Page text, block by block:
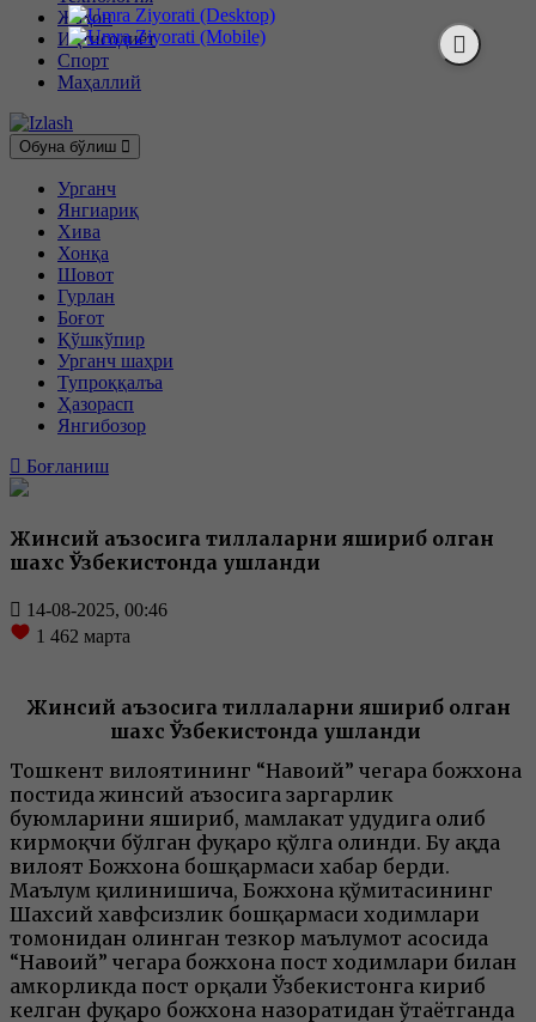
Жаҳон
Иқтисодиёт
Спорт
Маҳаллий
Обуна бўлиш
Урганч
Янгиариқ
Хива
Хонқа
Шовот
Гурлан
Боғот
Қўшкўпир
Урганч шаҳри
Тупроққалъа
Ҳазорасп
Янгибозор
Боғланиш
Жинсий аъзосига тиллаларни яшириб олган
шахс Ўзбекистонда ушланди
14-08-2025, 00:46
1 462 марта
Жинсий аъзосига тиллаларни яшириб олган
шахс Ўзбекистонда ушланди
Тошкент вилоятининг “Навоий” чегара божхона
постида жинсий аъзосига заргарлик
буюмларини яшириб, мамлакат ҳудудига олиб
кирмоқчи бўлган фуқаро қўлга олинди. Бу ҳақда
вилоят Божхона бошқармаси хабар берди.
Маълум қилинишича, Божхона қўмитасининг
Шахсий хавфсизлик бошқармаси ходимлари
томонидан олинган тезкор маълумот асосида
“Навоий” чегара божхона пост ходимлари билан
ҳамкорликда пост орқали Ўзбекистонга кириб
келган фуқаро божхона назоратидан ўтаётганда